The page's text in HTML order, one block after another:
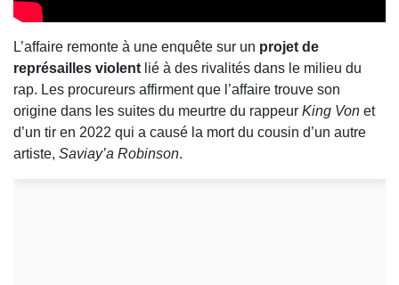
L’affaire remonte à une enquête sur un projet de
représailles violent lié à des rivalités dans le milieu du
rap. Les procureurs affirment que l’affaire trouve son
origine dans les suites du meurtre du rappeur King Von et
d’un tir en 2022 qui a causé la mort du cousin d’un autre
artiste, Saviay’a Robinson.